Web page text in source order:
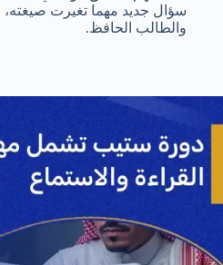
سؤال جديد مهما تغيرت صيغته،
والطالب الحافظ.